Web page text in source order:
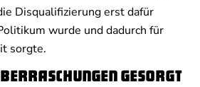
Disqualifizierung erst dafür
wurde und dadurch für
sorgte.
gesorgt